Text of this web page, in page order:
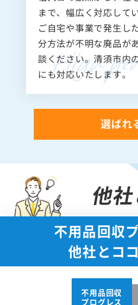
まで、幅広く対応して
ご自宅や事業で発生し
分方法が不明な廃品が
談ください。清須市内
にも対応いたします。
選ばれ
他
不用品回収
他社とコ
不用品回収
プログレス